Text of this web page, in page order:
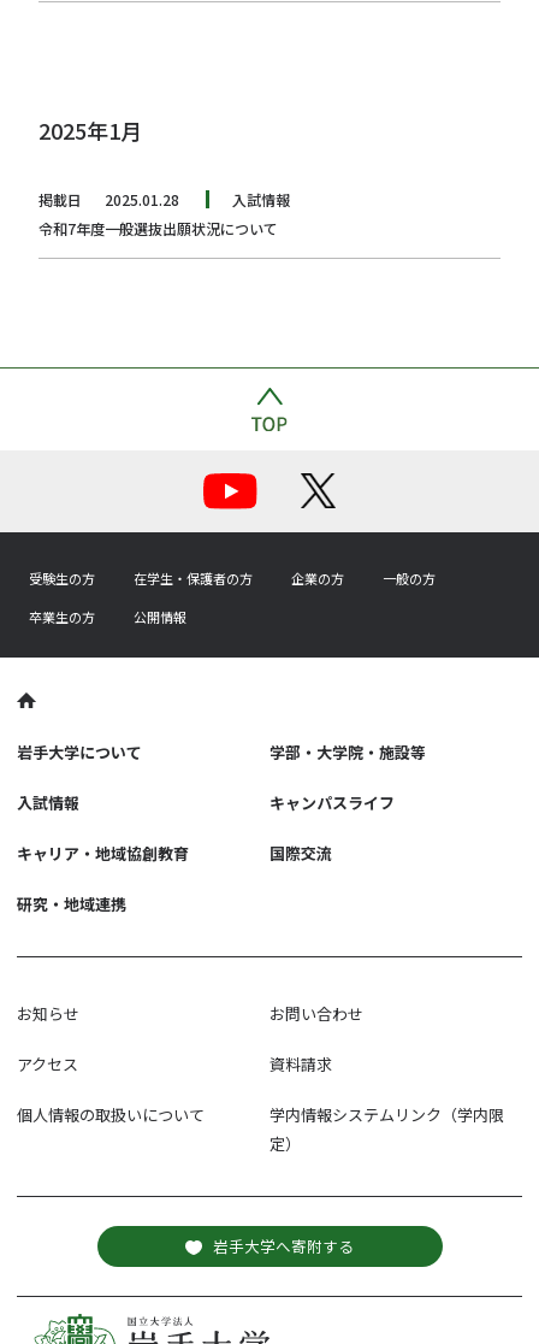
2025年1月
掲載日 2025.01.28
入試情報
令和7年度一般選抜出願状況について
受験生の方 在学生・保護者の方 企業の方
一般の方
卒業生の方
公開情報
岩手大学について 学部・大学院・施設等
入試情報 キャンパスライフ
キャリア・地域協創教育 国際交流
研究・地域連携
お知らせ お問い合わせ
アクセス 資料請求
個人情報の取扱いについて
学内情報システムリンク（学内限
定）
岩手大学へ寄附する